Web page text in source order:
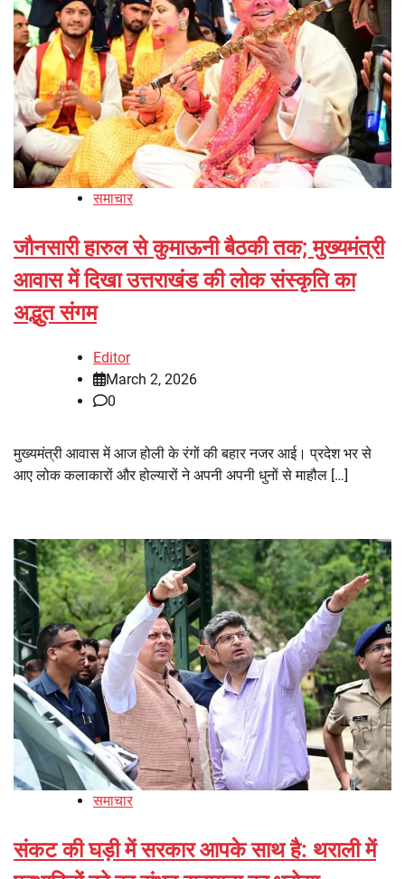
समाचार
जौनसारी हारुल से कुमाऊनी बैठकी तक; मुख्यमंत्री
आवास में दिखा उत्तराखंड की लोक संस्कृति का
अद्भुत संगम
Editor
March 2, 2026
0
मुख्यमंत्री आवास में आज होली के रंगों की बहार नजर आई। प्रदेश भर से
आए लोक कलाकारों और होल्यारों ने अपनी अपनी धुनों से माहौल […]
समाचार
संकट की घड़ी में सरकार आपके साथ है: थराली में